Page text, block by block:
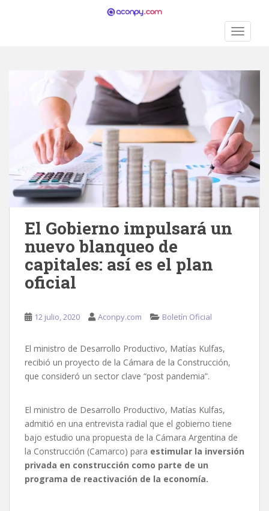
El Gobierno impulsará un
nuevo blanqueo de
capitales: así es el plan
oficial
12 julio, 2020 Aconpy.com Boletín Oficial
El ministro de Desarrollo Productivo, Matías Kulfas,
recibió un proyecto de la Cámara de la Construcción,
que consideró un sector clave “post pandemia”.
El ministro de Desarrollo Productivo, Matías Kulfas,
admitió en una entrevista radial que el gobierno tiene
bajo estudio una propuesta de la Cámara Argentina de
la Construcción (Camarco) para estimular la inversión
privada en construcción como parte de un
programa de reactivación de la economía.